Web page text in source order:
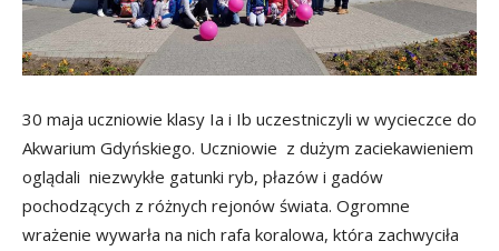
30 maja uczniowie klasy Ia i Ib uczestniczyli w wycieczce do
Akwarium Gdyńskiego. Uczniowie z dużym zaciekawieniem
oglądali niezwykłe gatunki ryb, płazów i gadów
pochodzących z różnych rejonów świata. Ogromne
wrażenie wywarła na nich rafa koralowa, która zachwyciła